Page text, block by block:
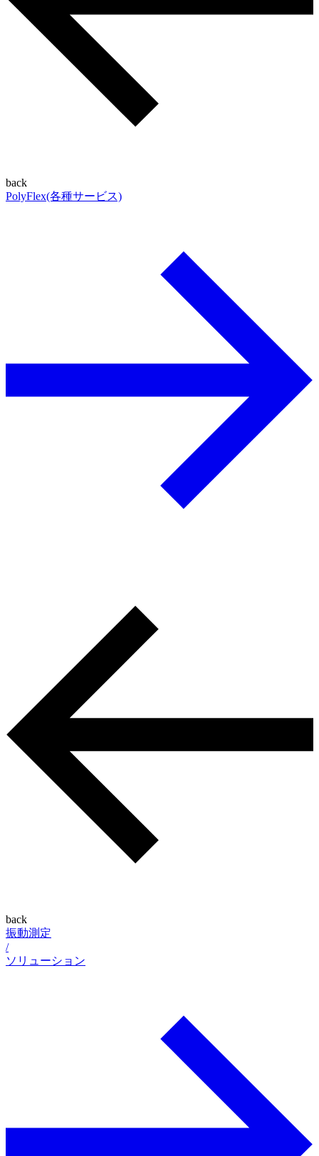
back
PolyFlex(各種サービス)
back
振動測定
/
ソリューション